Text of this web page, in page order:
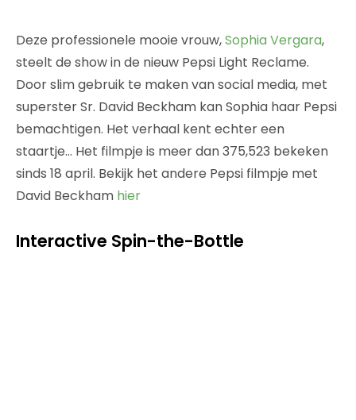
Deze professionele mooie vrouw,Sophia Vergara,
steelt de show in de nieuw Pepsi Light Reclame.
Door slim gebruik te maken van social media, met
superster Sr. David Beckham kan Sophia haar Pepsi
bemachtigen. Het verhaal kent echter een
staartje… Het filmpje is meer dan 375,523 bekeken
sinds 18 april. Bekijk het andere Pepsi filmpje met
David Beckham hier
Interactive Spin-the-Bottle